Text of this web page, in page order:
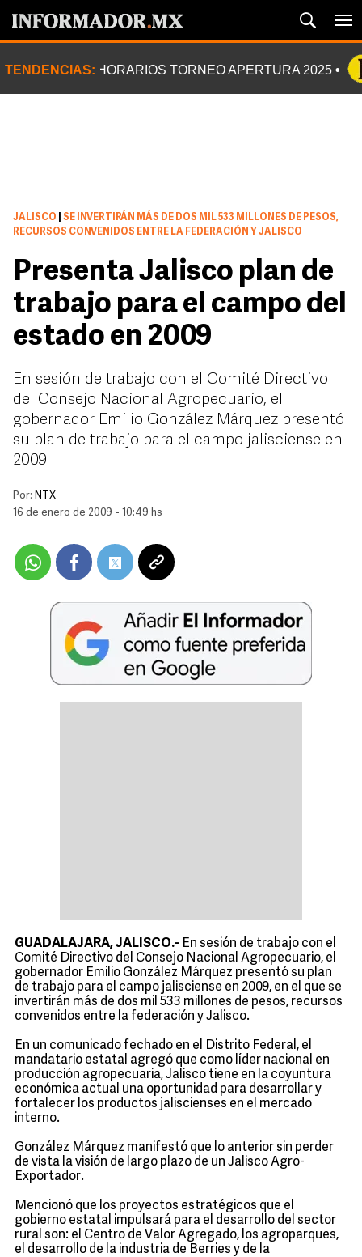
TENDENCIAS: HORARIOS TORNEO APERTURA 2025
JALISCO
SE INVERTIRÁN MÁS DE DOS MIL 533 MILLONES DE PESOS,
RECURSOS CONVENIDOS ENTRE LA FEDERACIÓN Y JALISCO
Presenta Jalisco plan de
trabajo para el campo del
estado en 2009
En sesión de trabajo con el Comité Directivo
del Consejo Nacional Agropecuario, el
gobernador Emilio González Márquez presentó
su plan de trabajo para el campo jalisciense en
2009
Por: NTX
16 de enero de 2009 - 10:49 hs
GUADALAJARA, JALISCO.- En sesión de trabajo con el
Comité Directivo del Consejo Nacional Agropecuario, el
gobernador Emilio González Márquez presentó su plan
de trabajo para el campo jalisciense en 2009, en el que se
invertirán más de dos mil 533 millones de pesos, recursos
convenidos entre la federación y Jalisco.
En un comunicado fechado en el Distrito Federal, el
mandatario estatal agregó que como líder nacional en
producción agropecuaria, Jalisco tiene en la coyuntura
económica actual una oportunidad para desarrollar y
fortalecer los productos jaliscienses en el mercado
interno.
González Márquez manifestó que lo anterior sin perder
de vista la visión de largo plazo de un Jalisco Agro-
Exportador.
Mencionó que los proyectos estratégicos que el
gobierno estatal impulsará para el desarrollo del sector
rural son: el Centro de Valor Agregado, los agroparques,
el desarrollo de la industria de Berries y de la